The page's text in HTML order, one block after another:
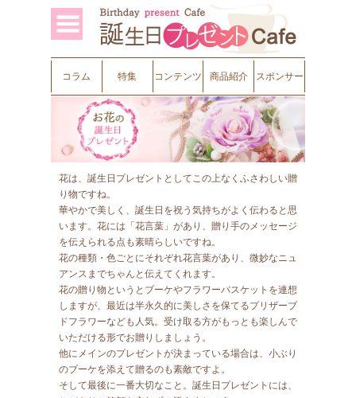
コラム 特集 コンテンツ 商品紹介 スポンサー
花は、誕生日プレゼントとしてこの上なくふさわしい贈
り物ですね。
華やかで美しく、誕生日を祝う気持ちがよく伝わると思
います。花には「花言葉」があり、贈り手のメッセージ
を伝えられる点も素晴らしいですね。
花の種類・色ごとにそれぞれ花言葉があり、微妙なニュ
アンスまでちゃんと伝えてくれます。
花の贈り物というとブーケやフラワーバスケットを連想
しますが、最近は半永久的に美しさを保てるプリザーブ
ドフラワーなども人気。受け取る方がもっとも楽しんで
いただける形でお贈りしましょう。
他にメインのプレゼントが決まっている場合は、小ぶり
のブーケを添えて贈るのも素敵ですよ。
そして最後に一番大切なこと。誕生日プレゼントには、